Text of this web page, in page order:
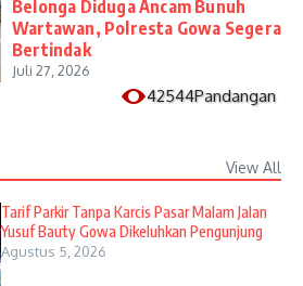
Belonga Diduga Ancam Bunuh
Wartawan, Polresta Gowa Segera
Bertindak
Juli 27, 2026
42544Pandangan
View All
Tarif Parkir Tanpa Karcis Pasar Malam Jalan
Yusuf Bauty Gowa Dikeluhkan Pengunjung
Agustus 5, 2026